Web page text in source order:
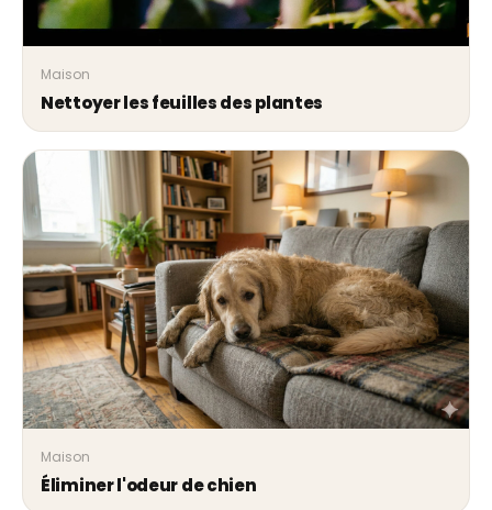
Maison
Nettoyer les feuilles des plantes
Maison
Éliminer l'odeur de chien